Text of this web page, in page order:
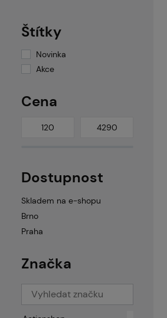
Štítky
Novinka
Akce
Cena
Dostupnost
Skladem na e-shopu
Brno
Praha
Značka